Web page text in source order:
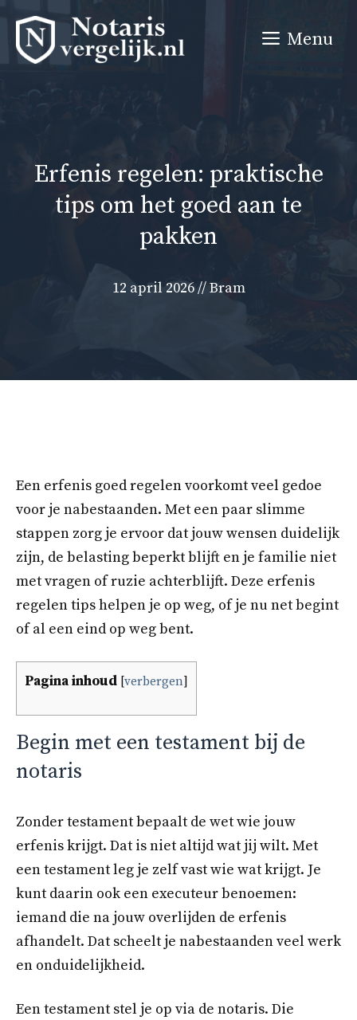
naar
Menu
Erfenis regelen: praktische
tips om het goed aan te
pakken
12 april 2026//Bram
Een erfenis goed regelen voorkomt veel gedoe
voor je nabestaanden. Met een paar slimme
stappen zorg je ervoor dat jouw wensen duidelijk
zijn, de belasting beperkt blijft en je familie niet
met vragen of ruzie achterblijft. Deze erfenis
regelen tips helpen je op weg, of je nu net begint
of al een eind op weg bent.
Pagina inhoud verbergen
Begin met een testament bij de
notaris
Zonder testament bepaalt de wet wie jouw
erfenis krijgt. Dat is niet altijd wat jij wilt. Met
een testament leg je zelf vast wie wat krijgt. Je
kunt daarin ook een executeur benoemen:
iemand die na jouw overlijden de erfenis
afhandelt. Dat scheelt je nabestaanden veel werk
en onduidelijkheid.
Een testament stel je op via de notaris. Die